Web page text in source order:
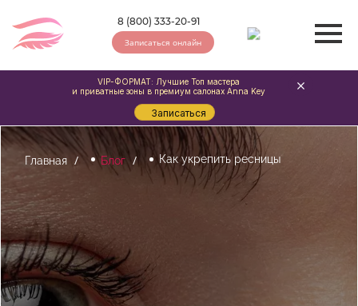
8 (800) 333-20-91
Записаться онлайн
Главная Блог Как укрепить ресницы
VIP-ФОРМАТ: Лучшие Топ мастера
и приватные зоны в премиум салонах Anna Key
Записаться